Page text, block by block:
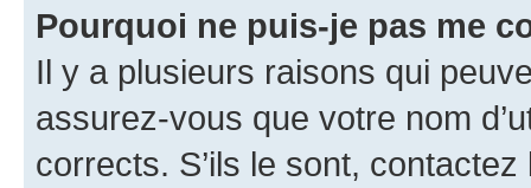
Pourquoi ne puis-je pas me
Il y a plusieurs raisons qui
assurez-vous que votre nom
corrects. S’ils le sont,